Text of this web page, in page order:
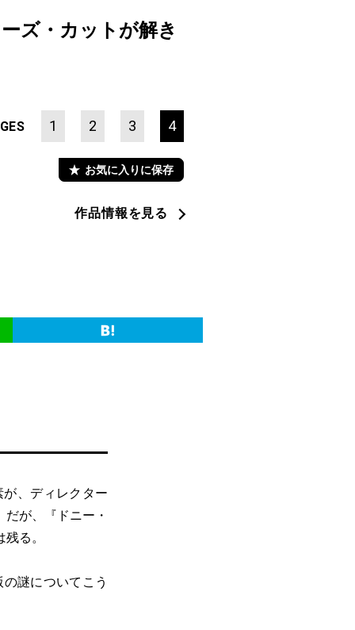
ズ・カットが解き
1 2 3 4
お気に入りに保存
作品情報を見る
、ディレクター
が、『ドニー・
る。
謎についてこう